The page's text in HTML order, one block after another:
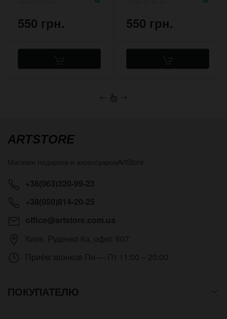
550 грн. 550 грн.
← →
ARTSTORE
ПОКУПАТЕЛЮ